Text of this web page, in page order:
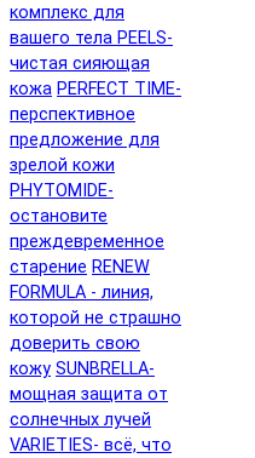
комплекс для
вашего тела PEELS-
чистая сияющая
кожа PERFECT TIME-
перспективное
предложение для
зрелой кожи
PHYTOMIDE-
остановите
преждевременное
старение RENEW
FORMULA - линия,
которой не страшно
доверить свою
кожу SUNBRELLA-
мощная защита от
солнечных лучей
VARIETIES- всё, что